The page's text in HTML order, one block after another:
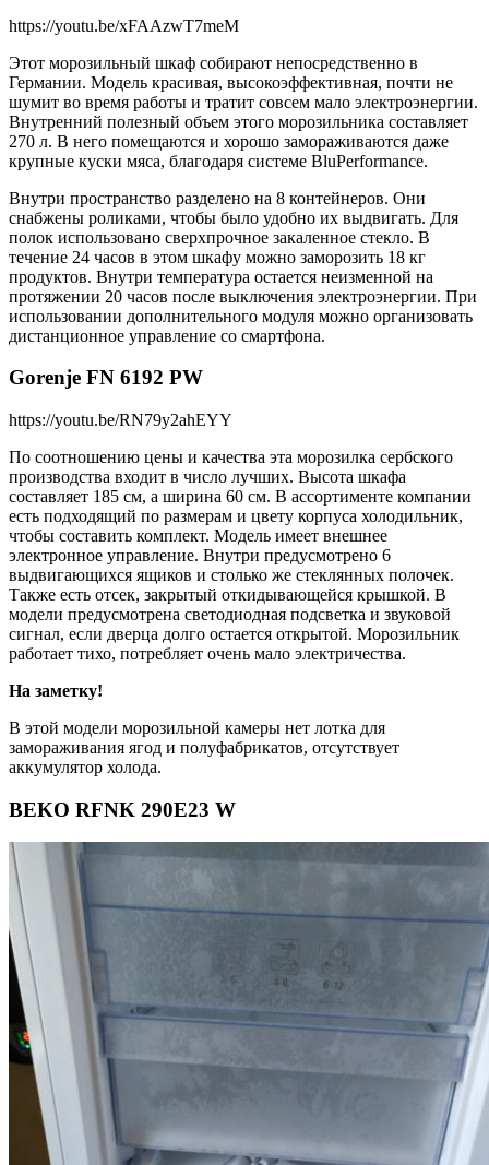
https://youtu.be/xFAAzwT7meM
Этот морозильный шкаф собирают непосредственно в
Германии. Модель красивая, высокоэффективная, почти не
шумит во время работы и тратит совсем мало электроэнергии.
Внутренний полезный объем этого морозильника составляет
270 л. В него помещаются и хорошо замораживаются даже
крупные куски мяса, благодаря системе BluPerformance.
Внутри пространство разделено на 8 контейнеров. Они
снабжены роликами, чтобы было удобно их выдвигать. Для
полок использовано сверхпрочное закаленное стекло. В
течение 24 часов в этом шкафу можно заморозить 18 кг
продуктов. Внутри температура остается неизменной на
протяжении 20 часов после выключения электроэнергии. При
использовании дополнительного модуля можно организовать
дистанционное управление со смартфона.
Gorenje FN 6192 PW
https://youtu.be/RN79y2ahEYY
По соотношению цены и качества эта морозилка сербского
производства входит в число лучших. Высота шкафа
составляет 185 см, а ширина 60 см. В ассортименте компании
есть подходящий по размерам и цвету корпуса холодильник,
чтобы составить комплект. Модель имеет внешнее
электронное управление. Внутри предусмотрено 6
выдвигающихся ящиков и столько же стеклянных полочек.
Также есть отсек, закрытый откидывающейся крышкой. В
модели предусмотрена светодиодная подсветка и звуковой
сигнал, если дверца долго остается открытой. Морозильник
работает тихо, потребляет очень мало электричества.
На заметку!
В этой модели морозильной камеры нет лотка для
замораживания ягод и полуфабрикатов, отсутствует
аккумулятор холода.
BEKO RFNK 290E23 W